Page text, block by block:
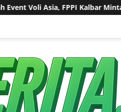
Transparansi Anggaran